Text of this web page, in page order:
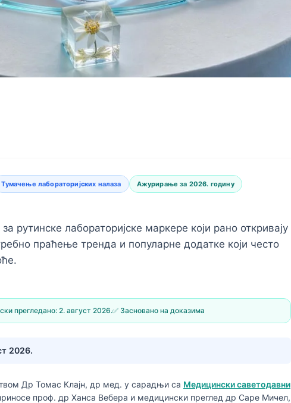
Тумачење лабораторијских налаза Ажурирање за 2026. годину
рутинске лабораторијске маркере који рано откривају
праћење тренда и популарне додатке који често
прегледано: 2. август 2026.✅ Засновано на доказима
2026.
Др Томас Клајн, др мед. у сарадњи са Медицински саветодавни
проф. др Ханса Вебера и медицински преглед др Саре Мичел,